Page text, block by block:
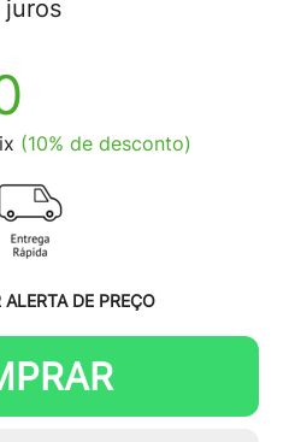
juros
(10% de desconto)
ALERTA DE PREÇO